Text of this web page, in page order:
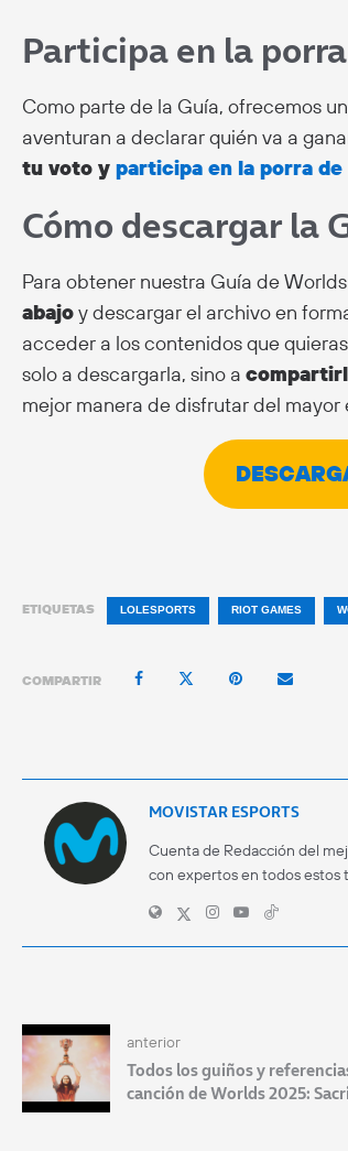
Participa en la
Como parte de la Guía, ofrecemos
aventuran a declarar quién va a
tu voto y participa en la porra
Cómo descargar la
Para obtener nuestra Guía de
abajoy descargar el archivo en
acceder a los contenidos que
solo a descargarla, sino a
mejor manera de disfrutar del mayor
ETIQUETAS LOLESPORTS RIOT GAMES
COMPARTIR
MOVISTAR ESPORTS
Cuenta de Redacción del
con expertos en todos estos
anterior
Todos los guiños y
canción de Worlds 2025: